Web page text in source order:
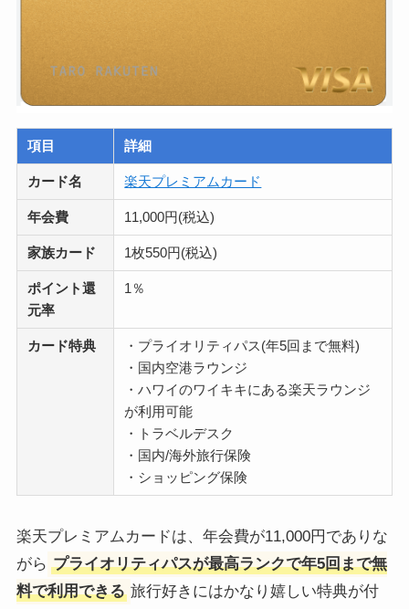
項目 詳細
カード名 楽天プレミアムカード
年会費 11,000円(税込)
家族カード 1枚550円(税込)
ポイント還
元率
1％
カード特典
・プライオリティパス(年5回まで無料)
・国内空港ラウンジ
・ハワイのワイキキにある楽天ラウンジ
が利用可能
・トラベルデスク
・国内/海外旅行保険
・ショッピング保険
楽天プレミアムカードは、年会費が11,000円でありな
がら プライオリティパスが最高ランクで年5回まで無
料で利用できる 旅行好きにはかなり嬉しい特典が付